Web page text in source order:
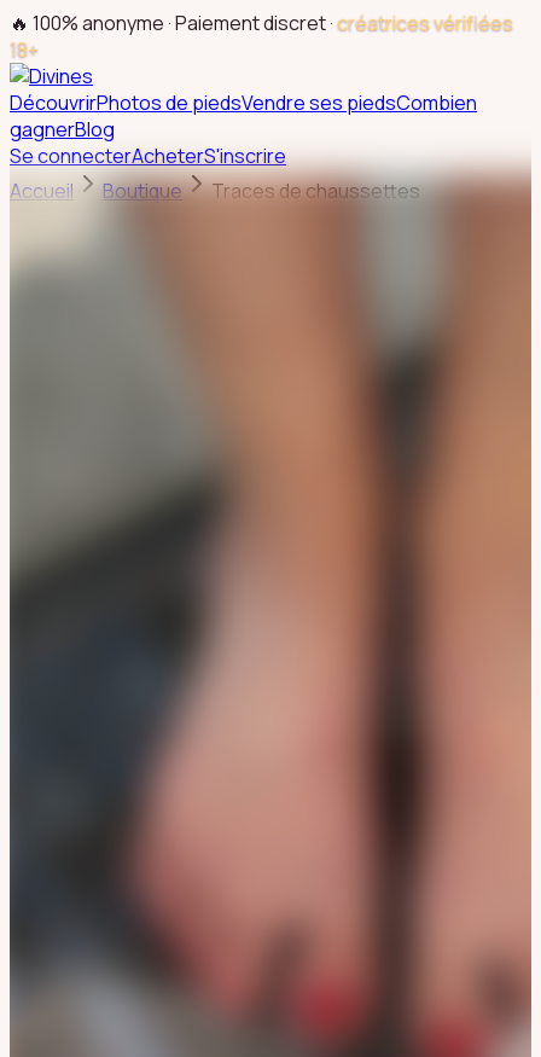
🔥 100% anonyme · Paiement discret ·créatrices vérifiées
18+
DécouvrirPhotos de piedsVendre ses piedsCombien
gagnerBlog
Se connecterAcheterS'inscrire
Accueil
Boutique Traces de chaussettes